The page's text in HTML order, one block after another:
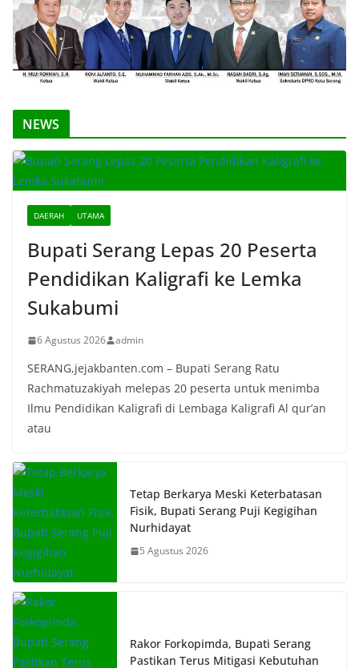
NEWS
DAERAH UTAMA
Bupati Serang Lepas 20 Peserta
Pendidikan Kaligrafi ke Lemka
Sukabumi
6 Agustus 2026 admin
SERANG,jejakbanten.com – Bupati Serang Ratu
Rachmatuzakiyah melepas 20 peserta untuk menimba
Ilmu Pendidikan Kaligrafi di Lembaga Kaligrafi Al qur’an
atau
Tetap Berkarya Meski Keterbatasan
Fisik, Bupati Serang Puji Kegigihan
Nurhidayat
5 Agustus 2026
Rakor Forkopimda, Bupati Serang
Pastikan Terus Mitigasi Kebutuhan